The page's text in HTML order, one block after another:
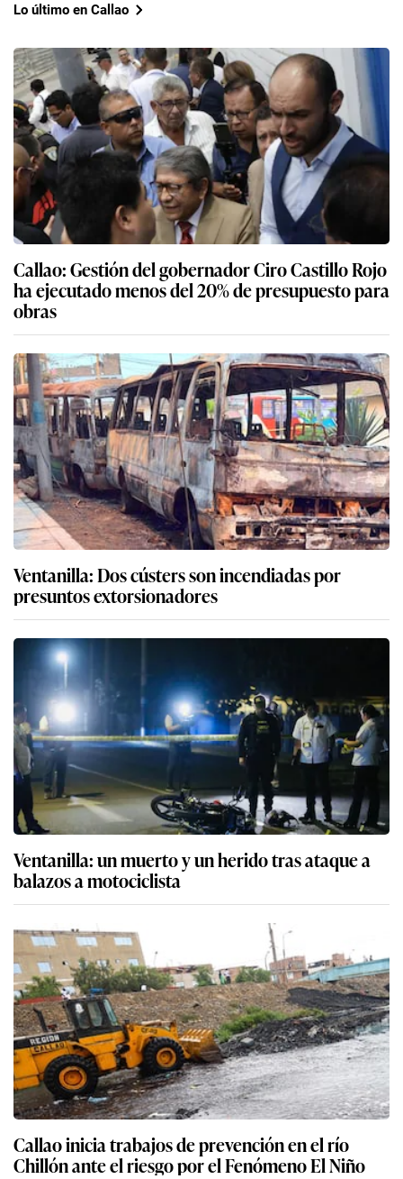
Lo último en Callao
Callao: Gestión del gobernador Ciro Castillo Rojo
ha ejecutado menos del 20% de presupuesto para
obras
Ventanilla: Dos cústers son incendiadas por
presuntos extorsionadores
Ventanilla: un muerto y un herido tras ataque a
balazos a motociclista
Callao inicia trabajos de prevención en el río
Chillón ante el riesgo por el Fenómeno El Niño